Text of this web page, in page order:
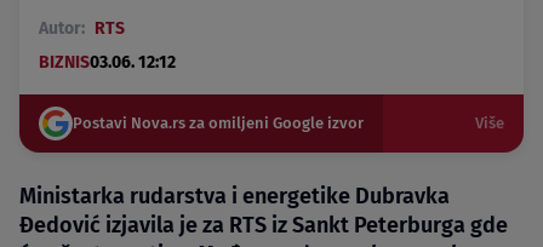
Autor: RTS
BIZNIS03.06. 12:12
Postavi Nova.rs za omiljeni Google izvor Više
Ministarka rudarstva i energetike Dubravka
Đedović izjavila je za RTS iz Sankt Peterburga gde